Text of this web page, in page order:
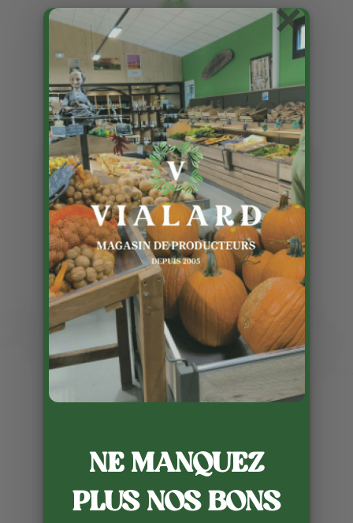
Pas de poulets
Publié le 3 09 2024
En cette semaine de rentrée, il n’y
aura pas de volailles de la Ferme
de la Conteyrie (poulets, pintades,
Rdv lundi après-midi pour les
poulets prêt à cuire .
Partager
NE MANQUEZ
PLUS NOS BONS
×